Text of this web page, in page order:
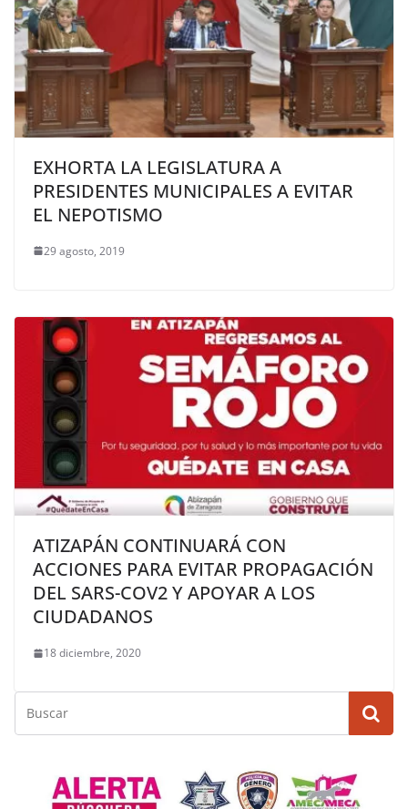
EXHORTA LA LEGISLATURA A
PRESIDENTES MUNICIPALES A EVITAR
EL NEPOTISMO
29 agosto, 2019
ATIZAPÁN CONTINUARÁ CON
ACCIONES PARA EVITAR PROPAGACIÓN
DEL SARS-COV2 Y APOYAR A LOS
CIUDADANOS
18 diciembre, 2020